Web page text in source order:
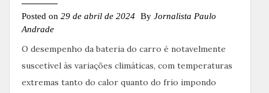
Posted on 29 de abril de 2024 By Jornalista Paulo
Andrade
O desempenho da bateria do carro é notavelmente
suscetível às variações climáticas, com temperaturas
extremas tanto do calor quanto do frio impondo